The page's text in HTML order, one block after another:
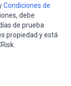
Condiciones de
debe
de prueba
propiedad y está